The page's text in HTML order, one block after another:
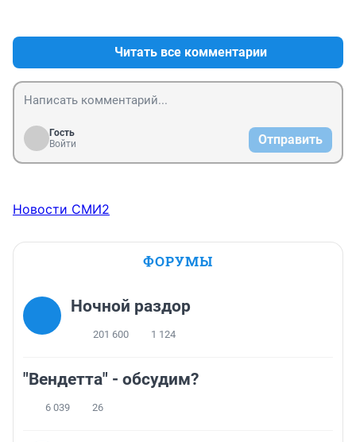
Читать все комментарии
Гость
Войти
Отправить
Новости СМИ2
ФОРУМЫ
Ночной раздор
201 600 1 124
"Вендетта" - обсудим?
6 039 26